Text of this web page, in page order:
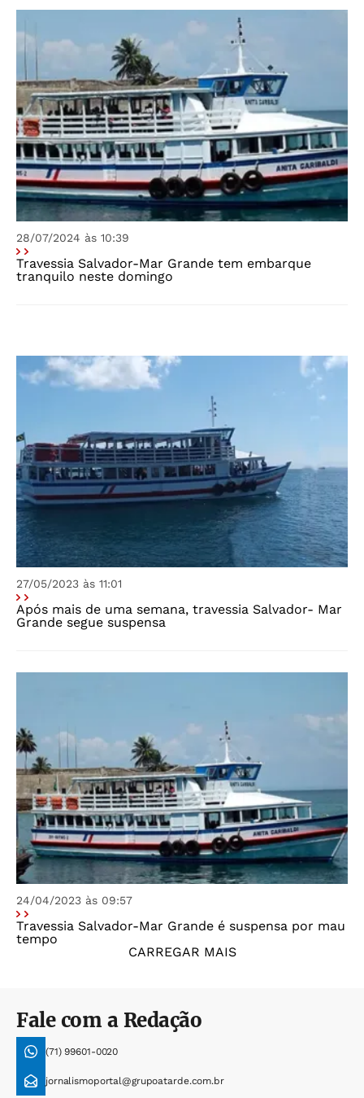
28/07/2024 às 10:39
Travessia Salvador-Mar Grande tem embarque
tranquilo neste domingo
27/05/2023 às 11:01
Após mais de uma semana, travessia Salvador- Mar
Grande segue suspensa
24/04/2023 às 09:57
Travessia Salvador-Mar Grande é suspensa por mau
tempo
CARREGAR MAIS
Fale com a Redação
(71) 99601-0020
jornalismoportal@grupoatarde.com.br